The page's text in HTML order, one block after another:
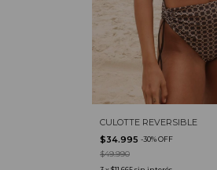
CULOTTE REVERSIBLE
$34.995 -30%OFF
$49.990